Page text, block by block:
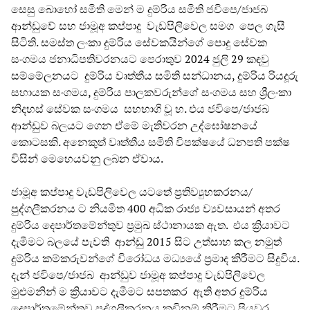
සෙසු බොහෝ සමිති මෙන් ම දුම්රිය සමිති ජවිපෙ/ජාජබ
ආන්ඩුවේ සහ ජාමූඅ කප්පාදු වැඩපිලිවෙල සමග පෙල ගැසී
සිටිති. සමස්ත ලංකා දුම්රිය සේවකයින්ගේ පොදු සේවක
සංගමය ජනාධිපතිවරනයට පෙරාතුව 2024 ජුලි 29 කඳවු
සම්මේලනයට දුම්රිය වෘත්තීය සමිති සන්ධානය, දුම්රිය රියදූරු
සහායක සංගමය, දුම්රිය පාලකවරුන්ගේ සංගමය සහ ශ්‍රීලංකා
නිදහස් සේවක සංගමය සහභාගි වූ හ. එය ජවිපෙ/ජාජබ
ආන්ඩුව බලයට ගෙන ඒමේ මැතිවරන උද්ඝෝෂනයේ
කොටසකි. අනෙකුත් වෘත්තීය සමිති විපක්ෂයේ ධනපති පක්ෂ
විසින් මෙහෙයවනු ලබන ඒවාය.
ජාමූඅ කප්පාදු වැඩපිලිවෙල යටතේ ප්‍රතිව්‍යුහකරනය/
පුද්ගලීකරනය ට නියමිත 400 අධික රාජ්‍ය ව්‍යවසායන් අතර
දුම්රිය දෙපාර්තමේන්තුව ප්‍රමුඛ ස්ථානායක ඇත. එය ක්‍රියාවට
දැමීමට බලයේ පැවති ආන්ඩු 2015 සිට උත්සාහ කල නමුත්
දුම්රිය කම්කරුවන්ගේ විරෝධය මධ්‍යයේ ප්‍රමාද කිරීමට සිදුවිය.
දැන් ජවිපෙ/ජාජබ ආන්ඩුව ජාමූඅ කප්පාදු වැඩපිලිවෙල
මුළුමනින් ම ක්‍රියාවට දැමීමට සපතකර ඇති අතර දුම්රිය